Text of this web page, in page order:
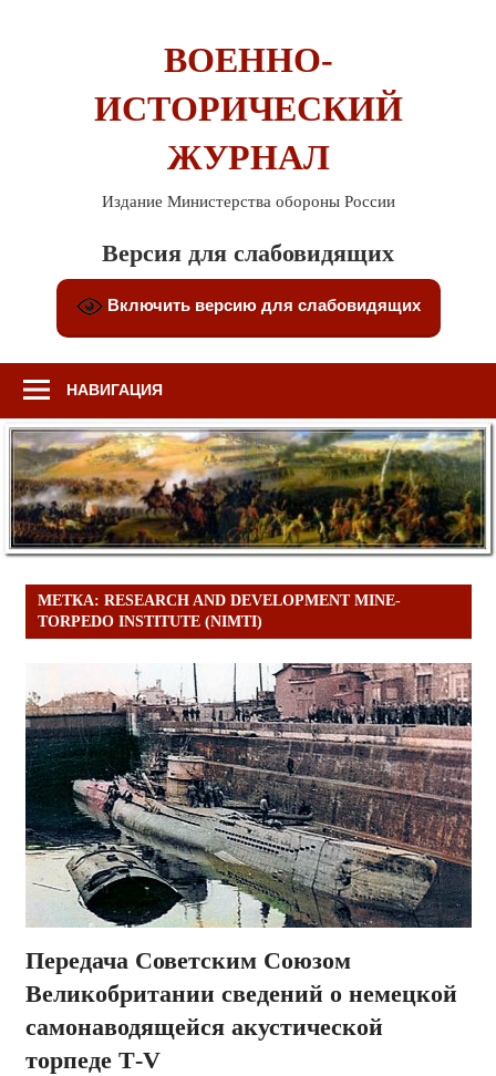
ВОЕННО-
ИСТОРИЧЕСКИЙ
ЖУРНАЛ
Издание Министерства обороны России
Версия для слабовидящих
Включить версию для слабовидящих
НАВИГАЦИЯ
МЕТКА: RESEARCH AND DEVELOPMENT MINE-
TORPEDO INSTITUTE (NIMTI)
Передача Советским Союзом
Великобритании сведений о немецкой
самонаводящейся акустической
торпеде Т-V